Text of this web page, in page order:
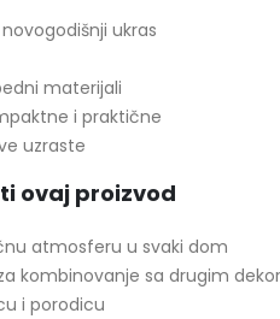
ukras
materijali
i praktične
uzraste
ovaj proizvod
atmosferu u svaki dom
kombinovanje sa drugim
i porodicu